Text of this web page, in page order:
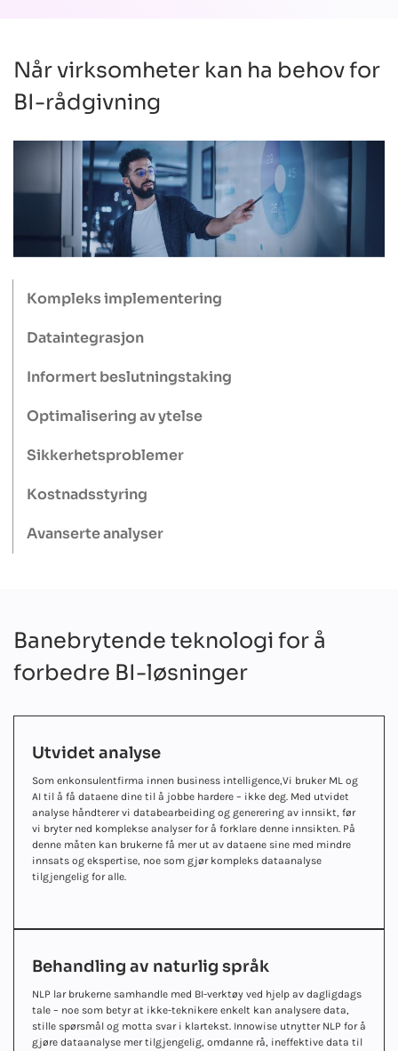
Når virksomheter kan ha behov for
BI-rådgivning
Kompleks implementering
Dataintegrasjon
Informert beslutningstaking
Optimalisering av ytelse
Sikkerhetsproblemer
Kostnadsstyring
Avanserte analyser
Banebrytende teknologi for å
forbedre BI-løsninger
Utvidet analyse
Som enkonsulentfirma innen business intelligence,Vi bruker ML og
AI til å få dataene dine til å jobbe hardere – ikke deg. Med utvidet
analyse håndterer vi databearbeiding og generering av innsikt, før
vi bryter ned komplekse analyser for å forklare denne innsikten. På
denne måten kan brukerne få mer ut av dataene sine med mindre
innsats og ekspertise, noe som gjør kompleks dataanalyse
tilgjengelig for alle.
Behandling av naturlig språk
NLP lar brukerne samhandle med BI-verktøy ved hjelp av dagligdags
tale – noe som betyr at ikke-teknikere enkelt kan analysere data,
stille spørsmål og motta svar i klartekst. Innowise utnytter NLP for å
gjøre dataanalyse mer tilgjengelig, omdanne rå, ineffektive data til